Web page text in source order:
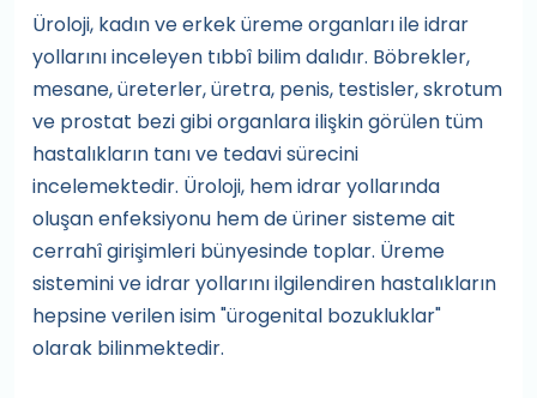
Üroloji, kadın ve erkek üreme organları ile idrar
yollarını inceleyen tıbbî bilim dalıdır. Böbrekler,
mesane, üreterler, üretra, penis, testisler, skrotum
ve prostat bezi gibi organlara ilişkin görülen tüm
hastalıkların tanı ve tedavi sürecini
incelemektedir. Üroloji, hem idrar yollarında
oluşan enfeksiyonu hem de üriner sisteme ait
cerrahî girişimleri bünyesinde toplar. Üreme
sistemini ve idrar yollarını ilgilendiren hastalıkların
hepsine verilen isim "ürogenital bozukluklar"
olarak bilinmektedir.